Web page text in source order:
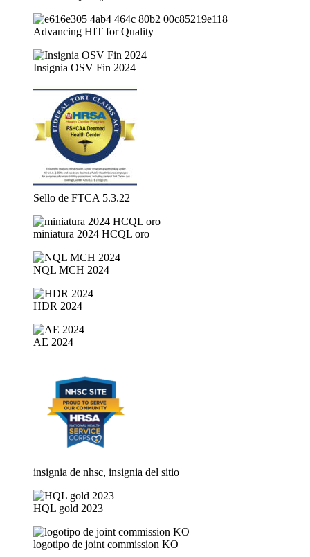
Advancing HIT for Quality
Insignia OSV Fin 2024
Sello de FTCA 5.3.22
miniatura 2024 HCQL oro
NQL MCH 2024
HDR 2024
AE 2024
insignia de nhsc, insignia del sitio
HQL gold 2023
logotipo de joint commission KO